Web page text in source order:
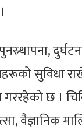
सुविधा
छ ।
वैज्ञानिक